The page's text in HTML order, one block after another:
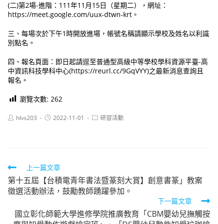
(二)第2場-進階：111年11月15日（星期二），網址：
https://meet.google.com/uux-dtwn-krt。
三、每場次於下午1時開放進場，帳號名稱請顯示學校及姓名以利識
別點名。
四、報名頁面：即日起請逕至普通型高級中等學校學科資源平臺-高
中資訊科技學科中心(https://reurl.cc/9GqVYY)之最新消息查詢且
報名。
瀏覽次數: 262
Posthlvs203
Post2022-11-01
Post研習活動
Read
more
articles
上一篇文章
第十五屆【台積電青年書法暨篆刻大賞】創意書篆」教案
徵選活動辦法，鼓勵教師踴躍參加。
下一篇文章
國立彰化師範大學進修學院推廣教育「CBM嬰幼兒撫觸按